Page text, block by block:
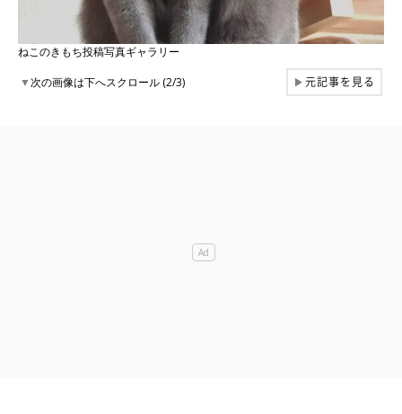
ねこのきもち投稿写真ギャラリー
▼次の画像は下へスクロール (2/3) ▶元記事を見る